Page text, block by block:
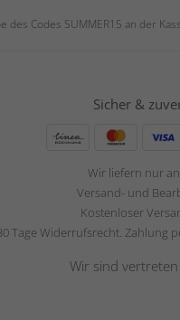
des Codes SUMMER15 an der
Sicher &
Wir liefern nur
Versand- und
Kostenloser
Tage Widerrufsrecht. Zahlung
Wir sind vertreten